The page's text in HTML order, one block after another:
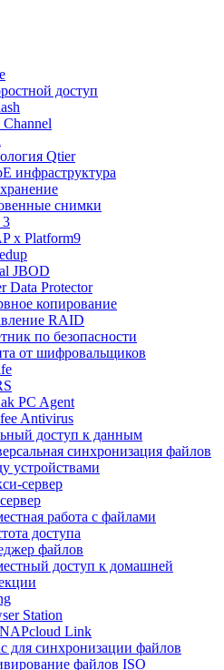
доступ
Qtier
инфраструктура
снимки
x Platform9
JBOD
Data Protector
копирование
RAID
по безопасности
от шифровальщиков
PC Agent
Antivirus
доступ к данным
синхронизация файлов
устройствами
сервер
работа с файлами
доступа
файлов
доступ к домашней
Station
Link
для синхронизации файлов
файлов ISO